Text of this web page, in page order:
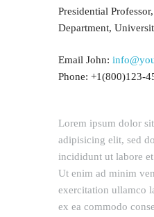
Presidential
Department,
Email John:
Phone: +1(800)123-
Lorem ipsum dolor
adipisicing elit, sed
incididunt ut labore
Ut enim ad minim
exercitation ullamco
ex ea commodo